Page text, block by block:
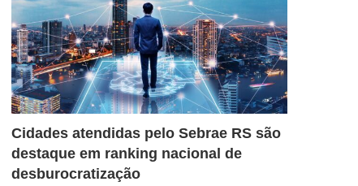
Cidades atendidas pelo Sebrae RS são
destaque em ranking nacional de
desburocratização